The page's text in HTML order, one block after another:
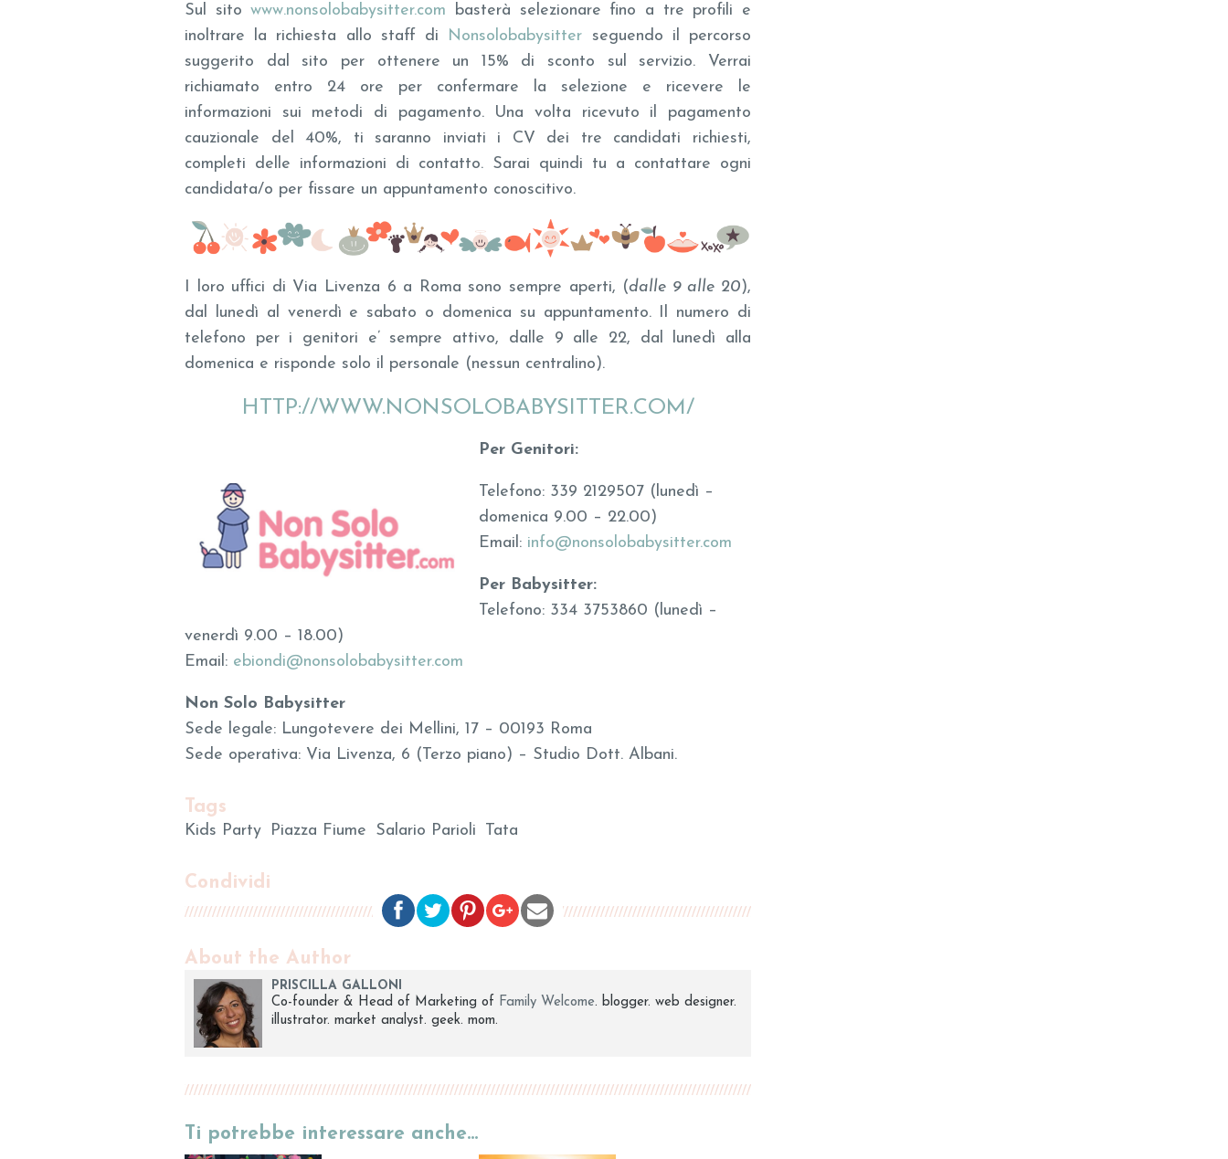
Sul sitowww.nonsolobabysitter.com basterà selezionare fino a tre profili e
inoltrare la richiesta allo staff di Nonsolobabysitter seguendo il percorso
suggerito dal sito per ottenere un 15% di sconto sul servizio. Verrai
richiamato entro 24 ore per confermare la selezione e ricevere le
informazioni sui metodi di pagamento. Una volta ricevuto il pagamento
cauzionale del 40%, ti saranno inviati i CV dei tre candidati richiesti,
completi delle informazioni di contatto. Sarai quindi tu a contattare ogni
candidata/o per fissare un appuntamento conoscitivo.
I loro uffici di Via Livenza 6 a Roma sono sempre aperti, (dalle 9 alle 20),
dal lunedì al venerdì e sabato o domenica su appuntamento. Il numero di
telefono per i genitori e’ sempre attivo, dalle 9 alle 22, dal lunedì alla
domenica e risponde solo il personale (nessun centralino).
HTTP://WWW.NONSOLOBABYSITTER.COM/
Per Genitori:
Telefono: 339 2129507 (lunedì –
domenica 9.00 – 22.00)
Email: info@nonsolobabysitter.com
Per Babysitter:
Telefono: 334 3753860 (lunedì –
venerdì 9.00 – 18.00)
Email: ebiondi@nonsolobabysitter.com
Non Solo Babysitter
Sede legale: Lungotevere dei Mellini, 17 – 00193 Roma
Sede operativa: Via Livenza, 6 (Terzo piano) – Studio Dott. Albani.
Tags
Kids Party Piazza Fiume Salario Parioli Tata
Condividi
About the Author
PRISCILLA GALLONI
Co-founder & Head of Marketing of Family Welcome. blogger. web designer.
illustrator. market analyst. geek. mom.
Ti potrebbe interessare anche…